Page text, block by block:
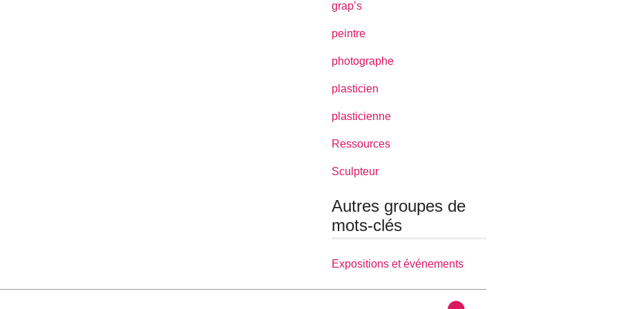
grap’s
peintre
photographe
plasticien
plasticienne
Ressources
Sculpteur
Autres groupes de
mots-clés
Expositions et événements